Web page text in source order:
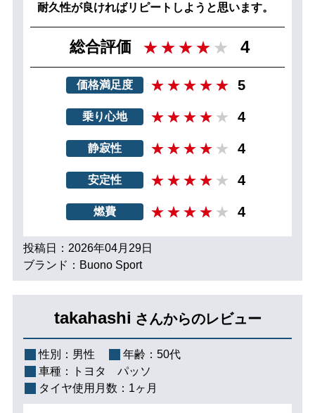
耐久性が良ければリピートしようと思います。
総合評価 4
価格満足度 5
乗り心地 4
静寂性 4
安定性 4
燃費 4
投稿日：2026年04月29日
ブランド：Buono Sport
takahashi さんからのレビュー
性別： 男性 年齢： 50代
車種：
トヨタ パッソ
タイヤ使用月数： 1ヶ月